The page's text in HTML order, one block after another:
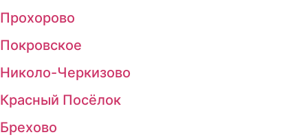
Прохорово
Покровское
Николо-Черкизово
Красный Посёлок
Брехово